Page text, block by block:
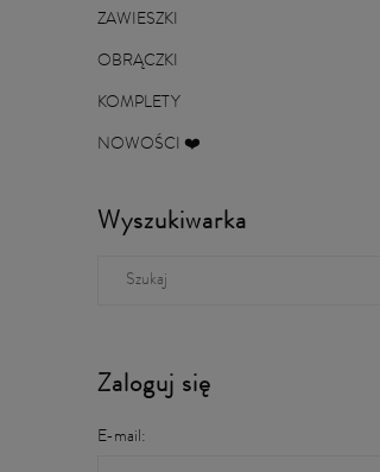
ZAWIESZKI
OBRĄCZKI
KOMPLETY
NOWOŚCI ❤️
Wyszukiwarka
Zaloguj się
E-mail: